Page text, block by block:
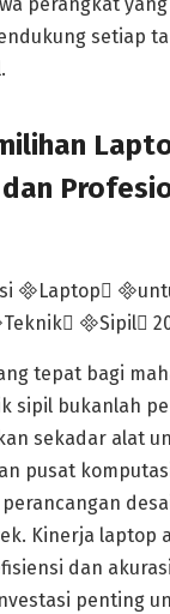
setiap
tepat bagi
sipil bukanlah
sekadar alat
pusat
Kinerja laptop
dan
penting